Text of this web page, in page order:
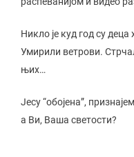
Никло је куд год су
Умирили ветрови.
њих…
Јесу “обојена”,
а Ви, Ваша светости?